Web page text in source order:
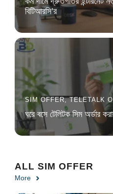
বিটিআরসি’র
SIM OFFER,TELETALK
ঘরে বসে টেলিটক সিম অর্ডার
ALL SIM OFFER
More